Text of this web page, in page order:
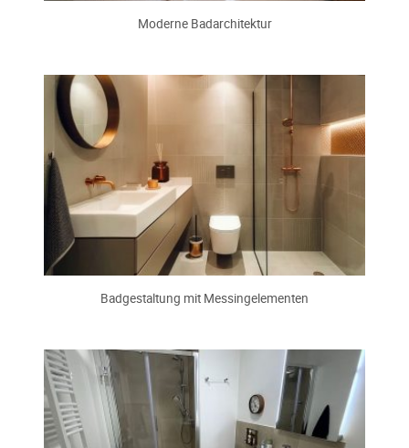
Moderne Badarchitektur
Badgestaltung mit Messingelementen